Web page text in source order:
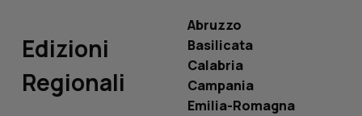
Edizioni
Regionali
Abruzzo
Basilicata
Calabria
Campania
Emilia-Romagna